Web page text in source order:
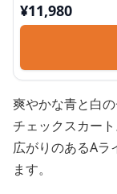
¥11,980
爽やかな青と白
チェックスカート
広がりのあるAラ
ます。